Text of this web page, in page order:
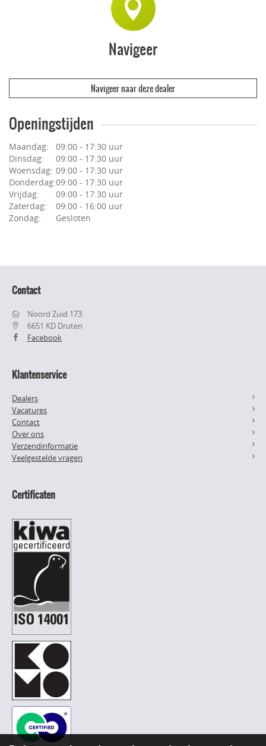
Navigeer
Navigeer naar deze dealer
Openingstijden
Maandag:
09:00 - 17:30 uur
Dinsdag:
09:00 - 17:30 uur
Woensdag: 09:00 - 17:30 uur
Donderdag:09:00 - 17:30 uur
Vrijdag:
09:00 - 17:30 uur
Zaterdag:
09:00 - 16:00 uur
Zondag:
Gesloten
Contact
Noord Zuid 173
6651 KD Druten
Facebook
Klantenservice
Dealers
Vacatures
Contact
Over ons
Verzendinformatie
Veelgestelde vragen
Certificaten